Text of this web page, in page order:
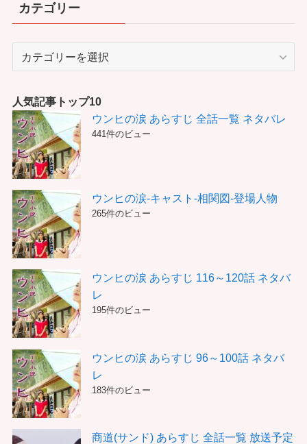
カテゴリー
リ
ー
人気記事トップ10
ウンヒの涙 あらすじ 全話一覧 ネタバレ
441件のビュー
ウンヒの涙-キャスト-相関図-登場人物
265件のビュー
ウンヒの涙 あらすじ 116～120話 ネタバ
レ
195件のビュー
ウンヒの涙 あらすじ 96～100話 ネタバ
レ
183件のビュー
商道(サンド) あらすじ 全話一覧 放送予定